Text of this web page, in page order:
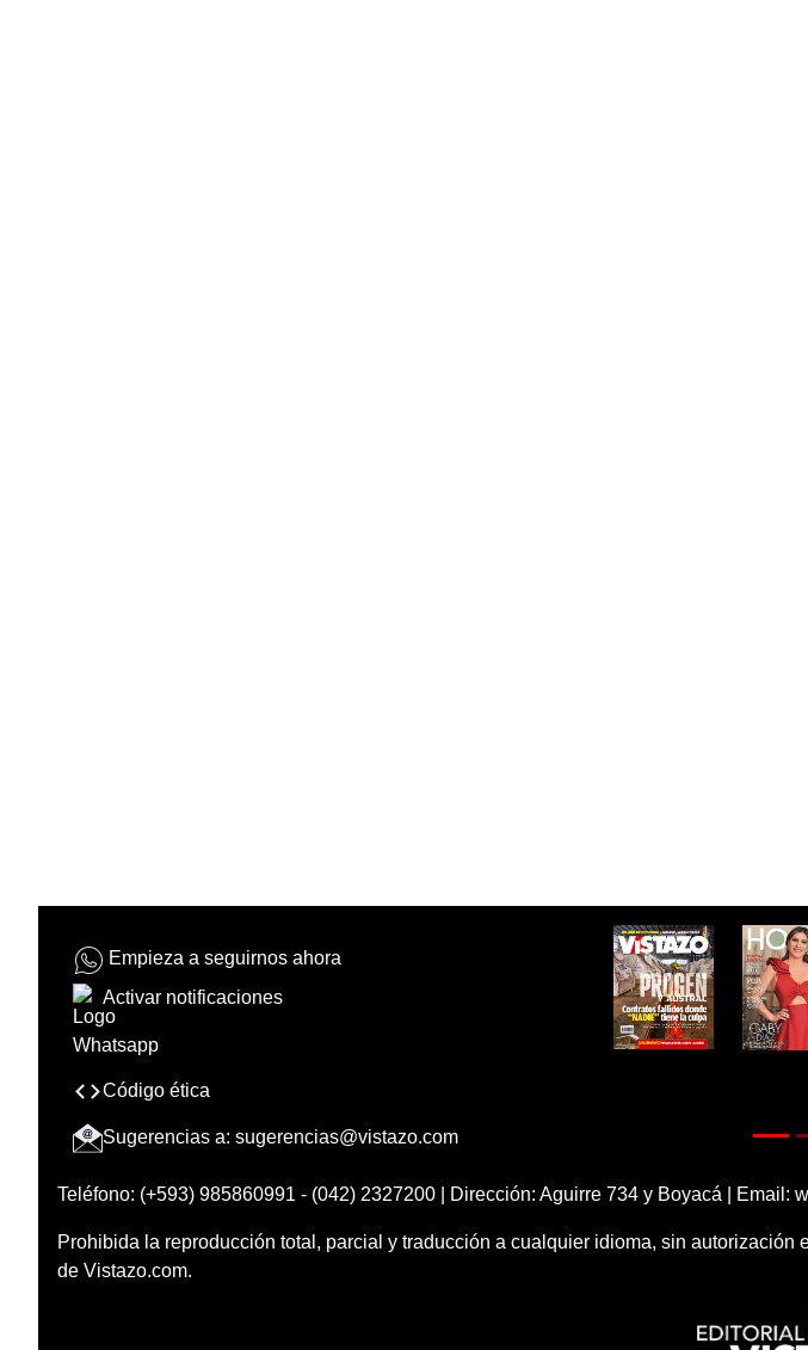
Empieza a seguirnos ahora
Activar notificaciones
Código ética
Sugerencias a: sugerencias@vistazo.com
Teléfono: (+593) 985860991 - (042) 2327200 | Dirección: Aguirre 734 y Boyacá | Email:
Prohibida la reproducción total, parcial y traducción a cualquier idioma, sin autorización
de Vistazo.com.